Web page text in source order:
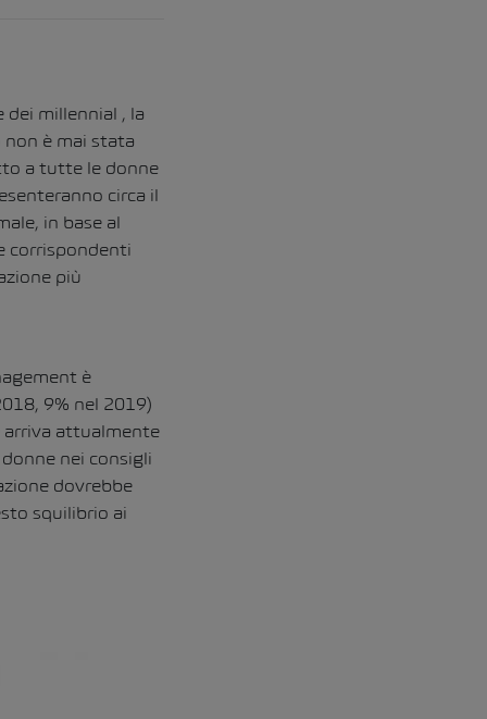
dei millennial , la
è mai stata
a tutte le donne
circa il
in base al
corrispondenti
più
è
9% nel 2019)
arriva attualmente
nei consigli
dovrebbe
squilibrio ai